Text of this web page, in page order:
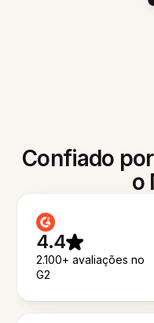
Confiado
o
4.4
2.100+ avaliações no
G2